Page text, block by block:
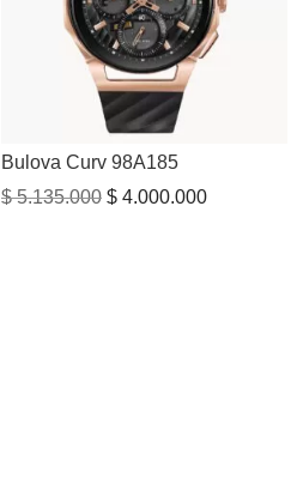
Bulova Curv 98A185
$5.135.000 El
$ 4.000.000El